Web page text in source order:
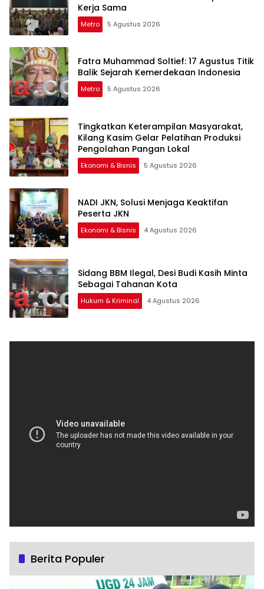
Kerja Sama
Metro 5 Agustus 2026
Fatra Muhammad Soltief: 17 Agustus Titik
Balik Sejarah Kemerdekaan Indonesia
Metro 5 Agustus 2026
Tingkatkan Keterampilan Masyarakat,
Kilang Kasim Gelar Pelatihan Produksi
Pengolahan Pangan Lokal
Ekonomi & Bisnis 5 Agustus 2026
NADI JKN, Solusi Menjaga Keaktifan
Peserta JKN
Ekonomi & Bisnis 4 Agustus 2026
Sidang BBM Ilegal, Desi Budi Kasih Minta
Sebagai Tahanan Kota
Hukum & Kriminal 4 Agustus 2026
Berita Populer